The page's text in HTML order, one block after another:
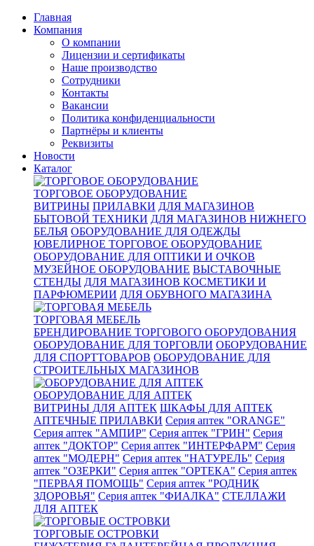
Главная
Компания
О компании
Лицензии и сертификаты
Наше производство
Сотрудники
Контакты
Вакансии
Политика конфиденциальности
Партнёры и клиенты
Реквизиты
Новости
Каталог
ТОРГОВОЕ ОБОРУДОВАНИЕ
ВИТРИНЫ ПРИЛАВКИ ДЛЯ МАГАЗИНОВ
БЫТОВОЙ ТЕХНИКИ ДЛЯ МАГАЗИНОВ НИЖНЕГО
БЕЛЬЯ ОБОРУДОВАНИЕ ДЛЯ ОДЕЖДЫ
ЮВЕЛИРНОЕ ТОРГОВОЕ ОБОРУДОВАНИЕ
ОБОРУДОВАНИЕ ДЛЯ ОПТИКИ И ОЧКОВ
МУЗЕЙНОЕ ОБОРУДОВАНИЕ ВЫСТАВОЧНЫЕ
СТЕНДЫ ДЛЯ МАГАЗИНОВ КОСМЕТИКИ И
ПАРФЮМЕРИИ ДЛЯ ОБУВНОГО МАГАЗИНА
ТОРГОВАЯ МЕБЕЛЬ
БРЕНДИРОВАНИЕ ТОРГОВОГО ОБОРУДОВАНИЯ
ОБОРУДОВАНИЕ ДЛЯ ТОРГОВЛИ ОБОРУДОВАНИЕ
ДЛЯ СПОРТТОВАРОВ ОБОРУДОВАНИЕ ДЛЯ
СТРОИТЕЛЬНЫХ МАГАЗИНОВ
ОБОРУДОВАНИЕ ДЛЯ АПТЕК
ВИТРИНЫ ДЛЯ АПТЕК ШКАФЫ ДЛЯ АПТЕК
АПТЕЧНЫЕ ПРИЛАВКИ Серия аптек "ORANGE"
Серия аптек "АМПИР" Серия аптек "ГРИН" Серия
аптек "ДОКТОР" Серия аптек "ИНТЕРФАРМ" Серия
аптек "МОДЕРН" Серия аптек "НАТУРЕЛЬ" Серия
аптек "ОЗЕРКИ" Серия аптек "ОРТЕКА" Серия аптек
"ПЕРВАЯ ПОМОЩЬ" Серия аптек "РОДНИК
ЗДОРОВЬЯ" Серия аптек "ФИАЛКА" СТЕЛЛАЖИ
ДЛЯ АПТЕК
ТОРГОВЫЕ ОСТРОВКИ